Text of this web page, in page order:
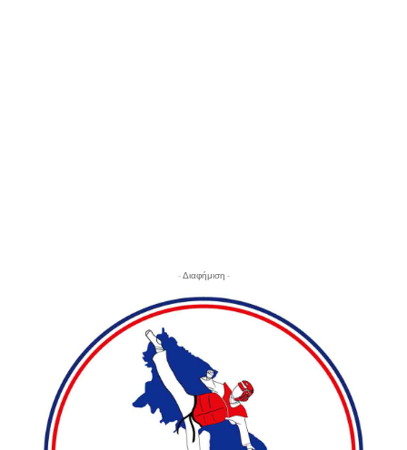
- Διαφήμιση -